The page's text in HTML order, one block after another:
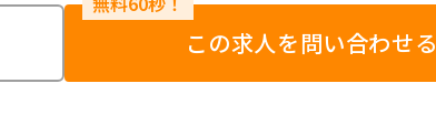
この求人を問い合わせる